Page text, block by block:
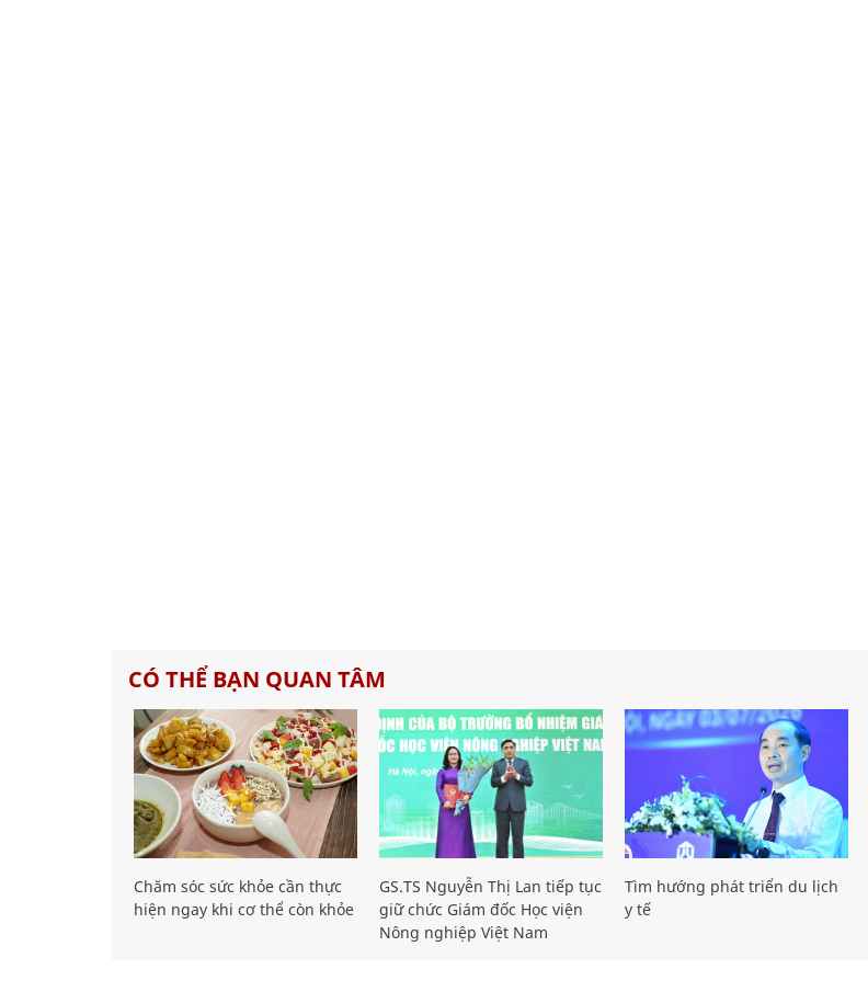
CÓ THỂ BẠN QUAN TÂM
Chăm sóc sức khỏe cần thực
hiện ngay khi cơ thể còn khỏe
GS.TS Nguyễn Thị Lan tiếp tục
giữ chức Giám đốc Học viện
Nông nghiệp Việt Nam
Tìm hướng phát triển du lịch
y tế